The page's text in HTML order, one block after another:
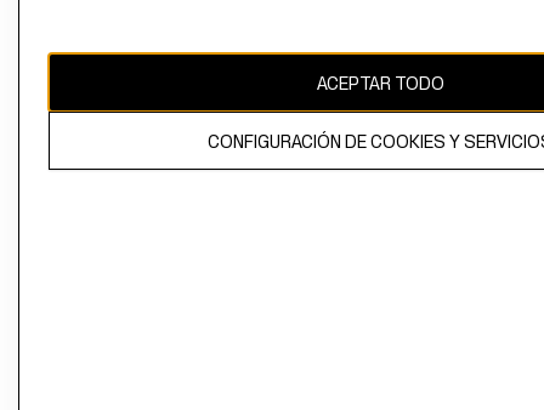
El contenido de esta página web está protegido por copyright y es
ACEPTAR TODO
CONFIGURACIÓN DE COOKIES Y